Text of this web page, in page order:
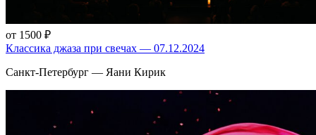
от 1500 ₽
Классика джаза при свечах — 07.12.2024
Санкт-Петербург — Яани Кирик